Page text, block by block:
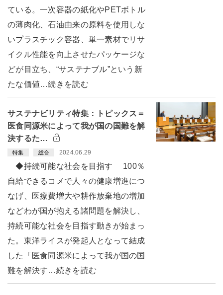
ている。一次容器の紙化やPETボトル
の薄肉化、石油由来の原料を使用しな
いプラスチック容器、単一素材でリサ
イクル性能を向上させたパッケージな
どが目立ち、“サステナブル”という新
たな価値…続きを読む
サステナビリティ特集：トピックス＝
医食同源米によって我が国の国難を解
決するた…
特集 総合 2024.06.29
◆持続可能な社会を目指す 100％
自給できるコメで人々の健康増進につ
なげ、医療費増大や耕作放棄地の増加
などわが国が抱える諸問題を解決し、
持続可能な社会を目指す動きが始まっ
た。東洋ライスが発起人となって結成
した「医食同源米によって我が国の国
難を解決す…続きを読む